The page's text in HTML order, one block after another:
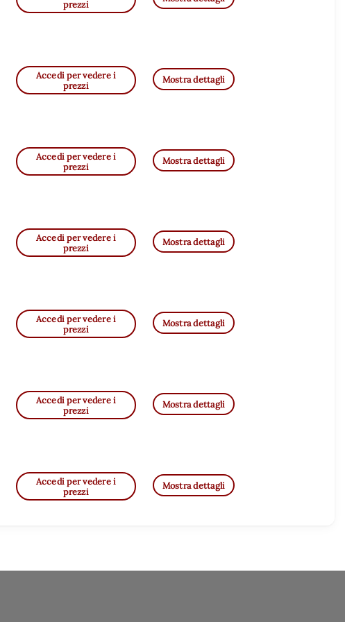
prezzi
Accedi per vedere i
prezzi
Mostra dettagli
Accedi per vedere i
prezzi
Mostra dettagli
Accedi per vedere i
prezzi
Mostra dettagli
Accedi per vedere i
prezzi
Mostra dettagli
Accedi per vedere i
prezzi
Mostra dettagli
Accedi per vedere i
prezzi
Mostra dettagli